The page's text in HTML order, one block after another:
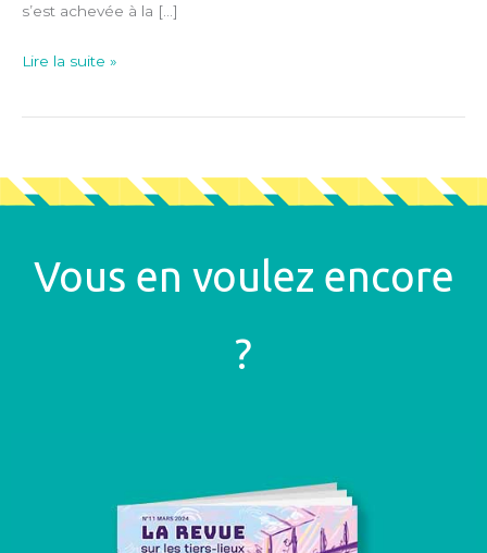
s’est achevée à la […]
Lire la suite »
Vous en voulez encore
?